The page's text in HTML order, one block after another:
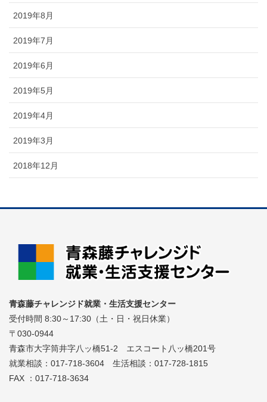
2019年8月
2019年7月
2019年6月
2019年5月
2019年4月
2019年3月
2018年12月
青森藤チャレンジド就業・生活支援センター
受付時間 8:30～17:30（土・日・祝日休業）
〒030-0944
青森市大字筒井字八ッ橋51-2 エスコート八ッ橋201号
就業相談：017-718-3604 生活相談：017-728-1815
FAX ：017-718-3634